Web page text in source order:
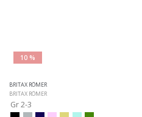
10 %
BRITAX RÖMER
BRITAX RÖMER
Gr 2-3